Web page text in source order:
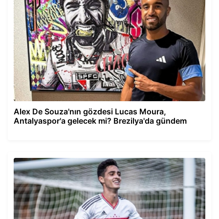
Alex De Souza'nın gözdesi Lucas Moura,
Antalyaspor'a gelecek mi? Brezilya'da gündem